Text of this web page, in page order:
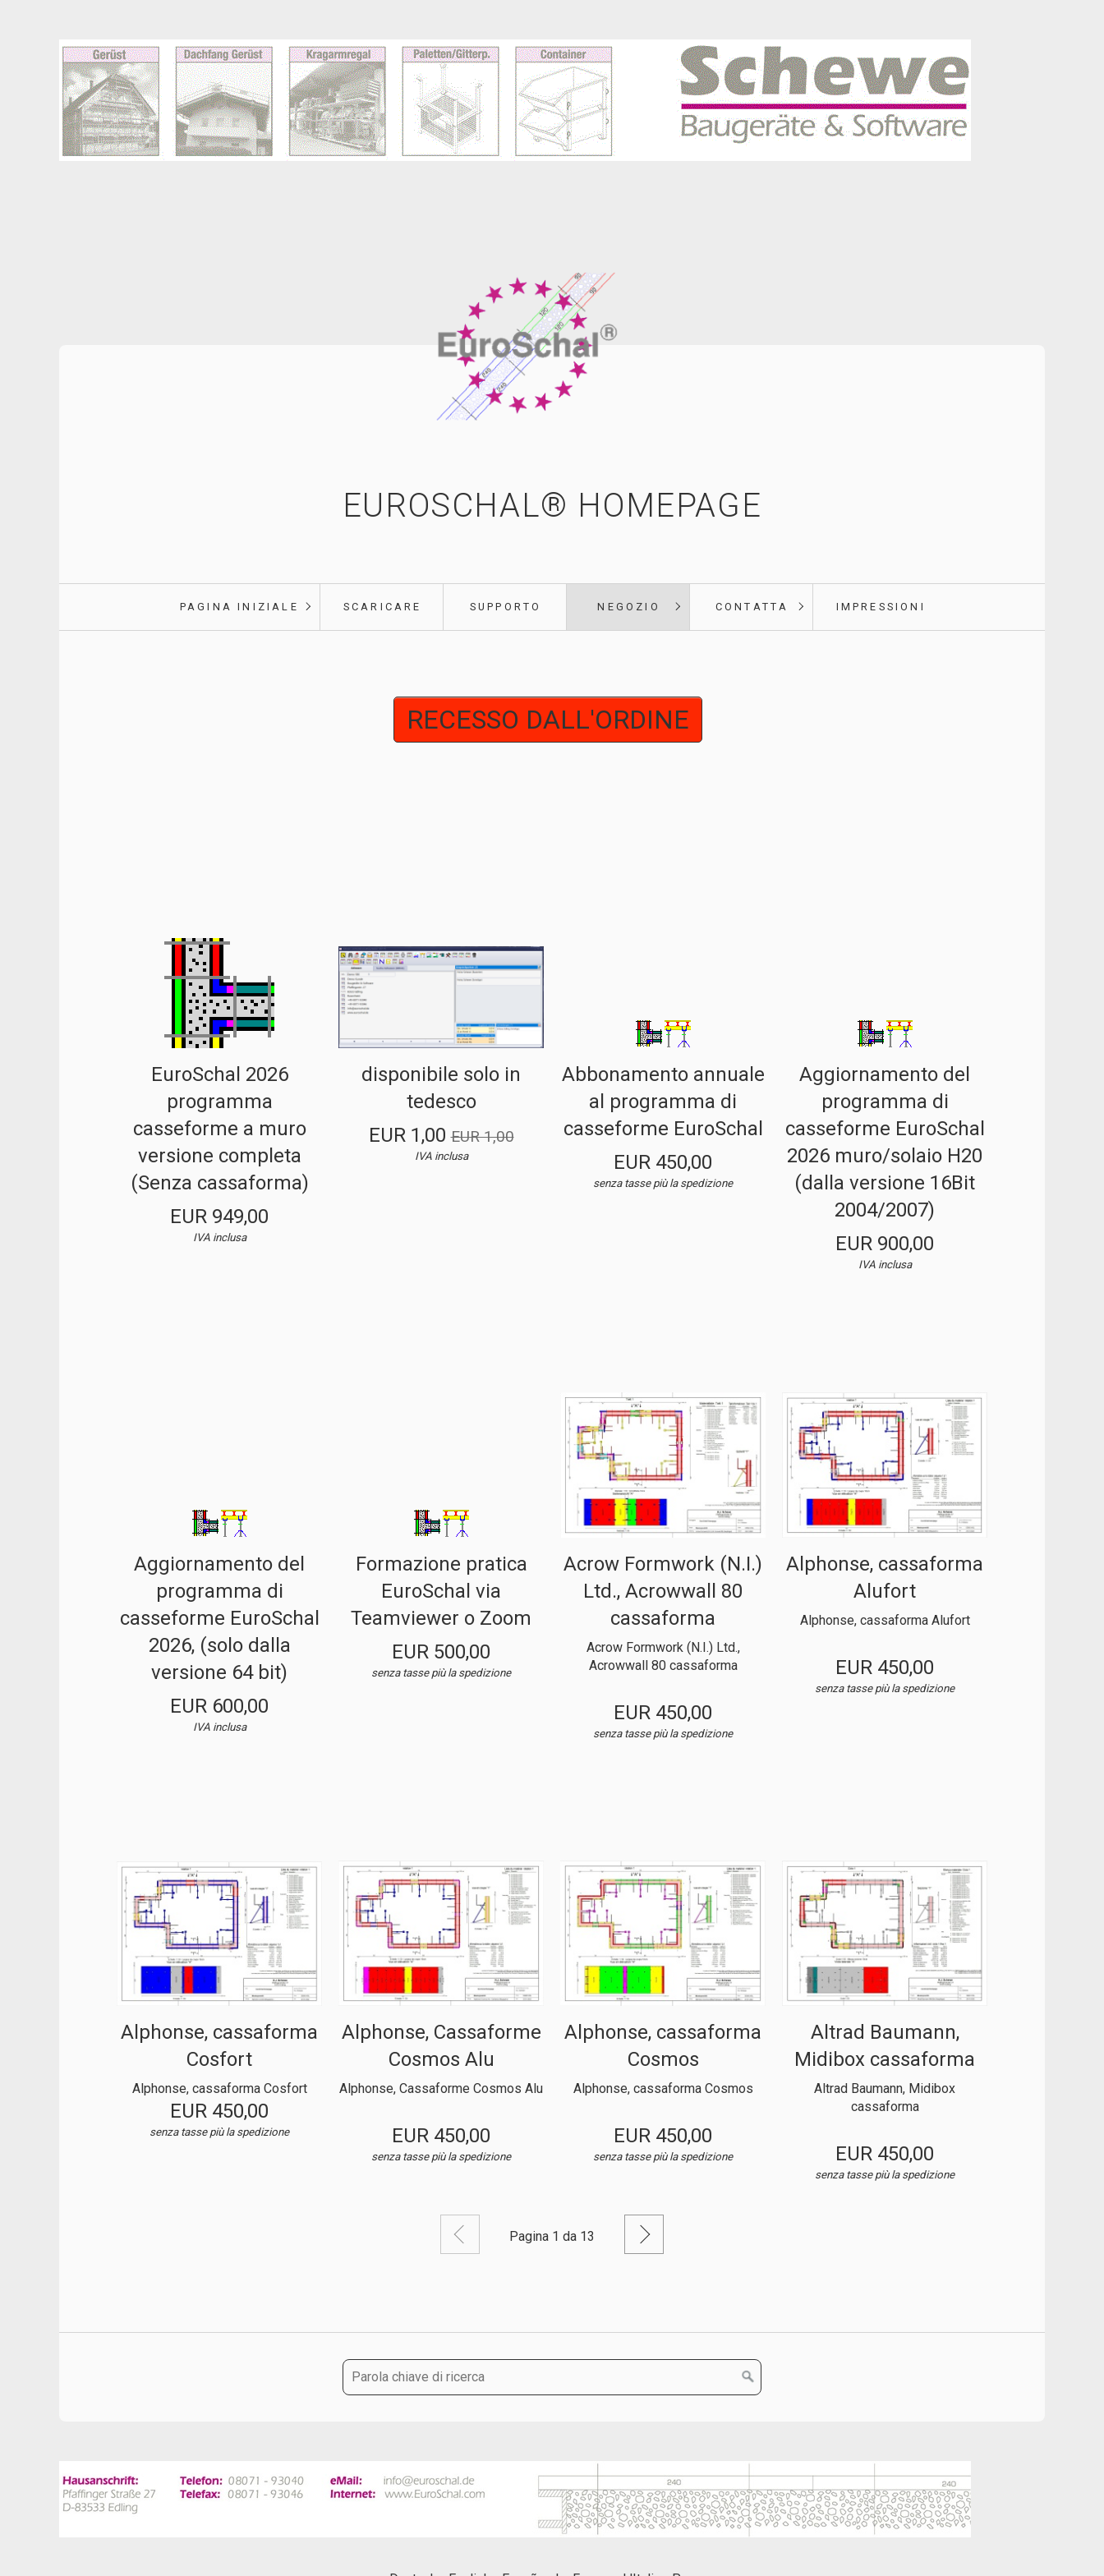
EUROSCHAL® HOMEPAGE
PAGINA INIZIALE SCARICARE SUPPORTO NEGOZIO CONTATTA IMPRESSIONI
RECESSO DALL'ORDINE
EuroSchal 2026
programma
casseforme a muro
versione completa
(Senza cassaforma)
EUR 949,00
IVA inclusa
disponibile solo in
tedesco
EUR 1,00EUR 1,00
IVA inclusa
Abbonamento annuale
al programma di
casseforme EuroSchal
EUR 450,00
senza tasse più la spedizione
Aggiornamento del
programma di
casseforme EuroSchal
2026 muro/solaio H20
(dalla versione 16Bit
2004/2007)
EUR 900,00
IVA inclusa
Aggiornamento del
programma di
casseforme EuroSchal
2026, (solo dalla
versione 64 bit)
EUR 600,00
IVA inclusa
Formazione pratica
EuroSchal via
Teamviewer o Zoom
EUR 500,00
senza tasse più la spedizione
Acrow Formwork (N.I.)
Ltd., Acrowwall 80
cassaforma
Acrow Formwork (N.I.) Ltd.,
Acrowwall 80 cassaforma
EUR 450,00
senza tasse più la spedizione
Alphonse, cassaforma
Alufort
Alphonse, cassaforma Alufort
EUR 450,00
senza tasse più la spedizione
Alphonse, cassaforma
Cosfort
Alphonse, cassaforma Cosfort
EUR 450,00
senza tasse più la spedizione
Alphonse, Cassaforme
Cosmos Alu
Alphonse, Cassaforme Cosmos Alu
EUR 450,00
senza tasse più la spedizione
Alphonse, cassaforma
Cosmos
Alphonse, cassaforma Cosmos
EUR 450,00
senza tasse più la spedizione
Altrad Baumann,
Midibox cassaforma
Altrad Baumann, Midibox
cassaforma
EUR 450,00
senza tasse più la spedizione
Pagina precedente
Pagina 1 da 13